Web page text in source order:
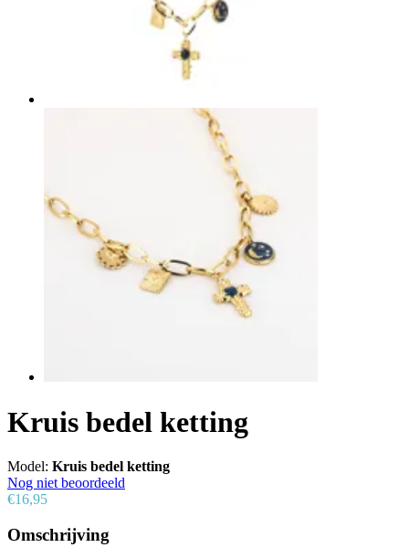
Kruis bedel ketting
Model: Kruis bedel ketting
Nog niet beoordeeld
€16,95
Omschrijving